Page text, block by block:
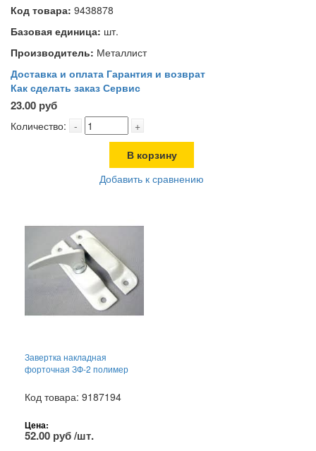
Код товара: 9438878
Базовая единица: шт.
Производитель: Металлист
Доставка и оплата Гарантия и возврат
Как сделать заказ Сервис
23.00 руб
Количество: - +
В корзину
Добавить к сравнению
Завертка накладная
форточная ЗФ-2 полимер
Код товара: 9187194
Цена:
52.00 руб /шт.